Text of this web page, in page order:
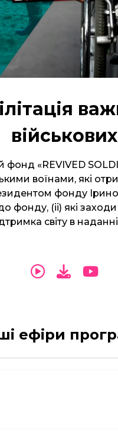
військових
«REVIVED
воїнами, які
фонду
(іі) які заходи
світу в
ефіри